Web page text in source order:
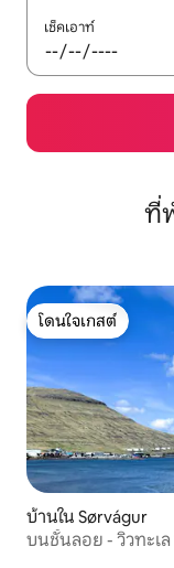
เช็คเอาท์
ที่
โดนใจเกสต์
โดนใจเกสต์
บ้านใน Sørvágur
บนชั้นลอย - วิวทะเล